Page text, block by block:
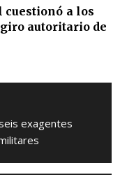
a los
autoritario de
exagentes